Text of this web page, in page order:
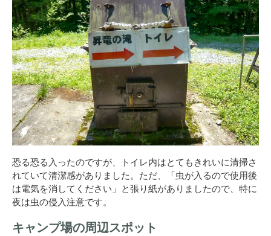
恐る恐る入ったのですが、トイレ内はとてもきれいに清掃さ
れていて清潔感がありました。ただ、「虫が入るので使用後
は電気を消してください」と張り紙がありましたので、特に
夜は虫の侵入注意です。
キャンプ場の周辺スポット